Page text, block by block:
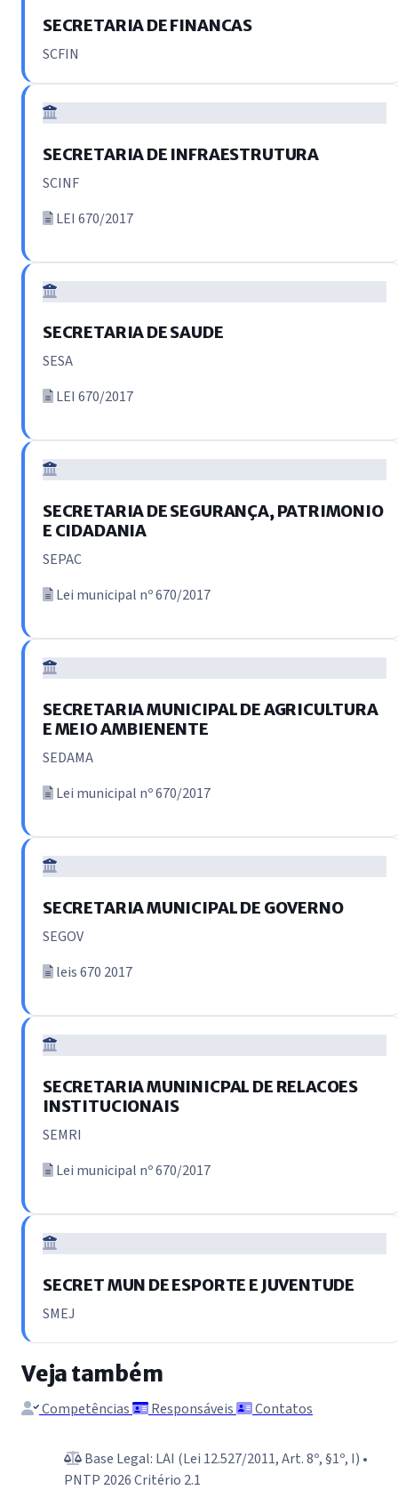
SECRETARIA DE FINANCAS
SCFIN
SECRETARIA DE INFRAESTRUTURA
SCINF
LEI 670/2017
SECRETARIA DE SAUDE
SESA
LEI 670/2017
SECRETARIA DE SEGURANÇA, PATRIMONIO
E CIDADANIA
SEPAC
Lei municipal nº 670/2017
SECRETARIA MUNICIPAL DE AGRICULTURA
E MEIO AMBIENENTE
SEDAMA
Lei municipal nº 670/2017
SECRETARIA MUNICIPAL DE GOVERNO
SEGOV
leis 670 2017
SECRETARIA MUNINICPAL DE RELACOES
INSTITUCIONAIS
SEMRI
Lei municipal nº 670/2017
SECRET MUN DE ESPORTE E JUVENTUDE
SMEJ
Veja também
Competências Responsáveis Contatos
Base Legal: LAI (Lei 12.527/2011, Art. 8º, §1º, I) •
PNTP 2026 Critério 2.1